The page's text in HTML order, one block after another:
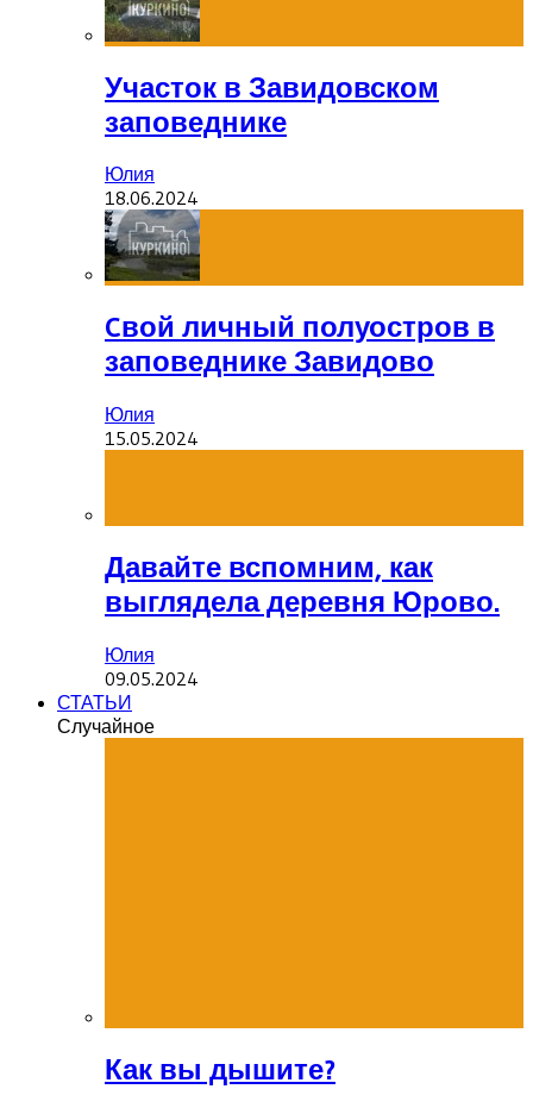
Участок в Завидовском
заповеднике
Юлия
18.06.2024
Cвой личный полуостров в
заповеднике Завидово
Юлия
15.05.2024
Давайте вспомним, как
выглядела деревня Юрово.
Юлия
09.05.2024
СТАТЬИ
Случайное
Как вы дышите?